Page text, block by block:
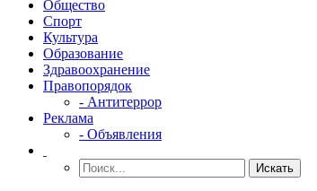
Общество
Спорт
Культура
Образование
Здравоохранение
Правопорядок
- Антитеррор
Реклама
- Объявления